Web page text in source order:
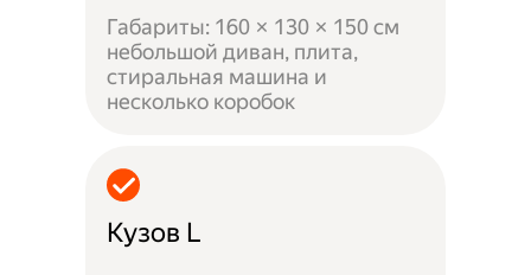
Габариты: 160 × 130 × 150 см
небольшой диван, плита,
стиральная машина и
несколько коробок
Кузов L